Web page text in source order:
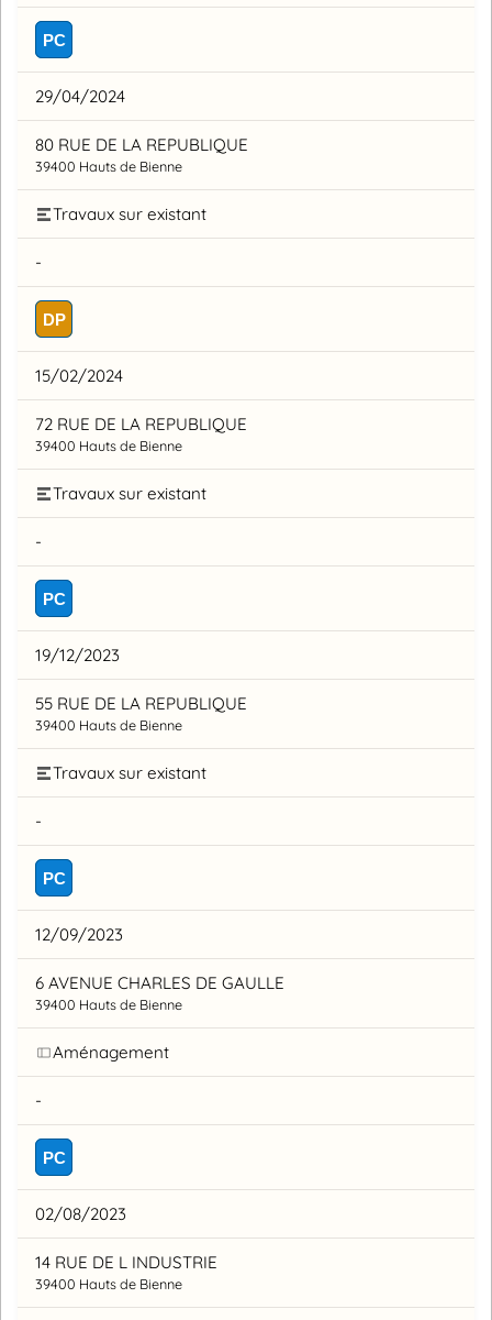
PC
29/04/2024
80 RUE DE LA REPUBLIQUE
39400 Hauts de Bienne
Travaux sur existant
-
DP
15/02/2024
72 RUE DE LA REPUBLIQUE
39400 Hauts de Bienne
Travaux sur existant
-
PC
19/12/2023
55 RUE DE LA REPUBLIQUE
39400 Hauts de Bienne
Travaux sur existant
-
PC
12/09/2023
6 AVENUE CHARLES DE GAULLE
39400 Hauts de Bienne
Aménagement
-
PC
02/08/2023
14 RUE DE L INDUSTRIE
39400 Hauts de Bienne